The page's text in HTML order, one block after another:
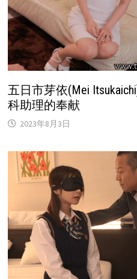
五日市芽依(Mei
科助理的奉献
2023年8月3日